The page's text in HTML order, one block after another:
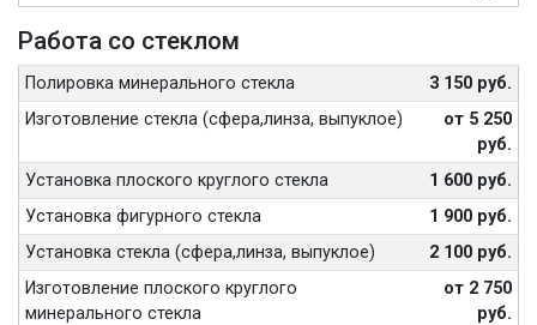
Работа со стеклом
Полировка минерального стекла
3 150 руб.
Изготовление стекла (сфера,линза, выпуклое)
от 5 250
руб.
Установка плоского круглого стекла
1 600 руб.
Установка фигурного стекла
1 900 руб.
Установка стекла (сфера,линза, выпуклое)
2 100 руб.
Изготовление плоского круглого
минерального стекла
от 2 750
руб.